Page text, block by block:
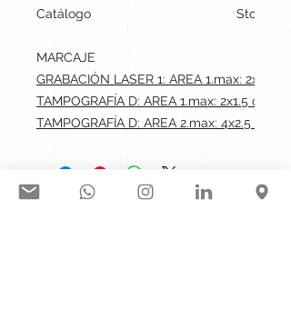
Catálogo
Stock
MARCAJE
GRABACIÓN LASER 1: AREA 1.max: 2x1.5 cm
TAMPOGRAFÍA D: AREA 1.max: 2x1.5 cm
TAMPOGRAFÍA D: AREA 2.max: 4x2.5 cm